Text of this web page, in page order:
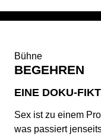
Bühne
BEGEHREN
EINE DOKU-
Sex ist zu einem
was passiert